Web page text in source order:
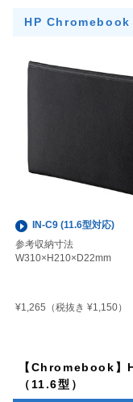
HP Chromebook
IN-C9 (11.6型対応)
参考収納寸法
W310×H210×D22mm
¥1,265 （税抜き ¥1,150）
【Chromebook
（11.6型）